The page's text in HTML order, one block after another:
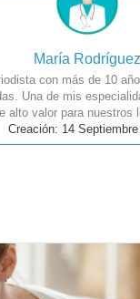
María Rodríguez
con más de 10
Una de mis
alto valor para nuestros
Creación: 14